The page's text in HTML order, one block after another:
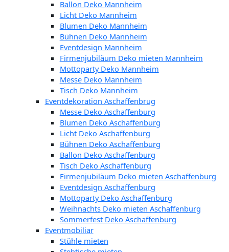
Ballon Deko Mannheim
Licht Deko Mannheim
Blumen Deko Mannheim
Bühnen Deko Mannheim
Eventdesign Mannheim
Firmenjubiläum Deko mieten Mannheim
Mottoparty Deko Mannheim
Messe Deko Mannheim
Tisch Deko Mannheim
Eventdekoration Aschaffenbrug
Messe Deko Aschaffenburg
Blumen Deko Aschaffenburg
Licht Deko Aschaffenburg
Bühnen Deko Aschaffenburg
Ballon Deko Aschaffenburg
Tisch Deko Aschaffenburg
Firmenjubiläum Deko mieten Aschaffenburg
Eventdesign Aschaffenburg
Mottoparty Deko Aschaffenburg
Weihnachts Deko mieten Aschaffenburg
Sommerfest Deko Aschaffenburg
Eventmobiliar
Stühle mieten